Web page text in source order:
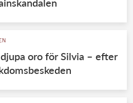
oro för Silvia – efter